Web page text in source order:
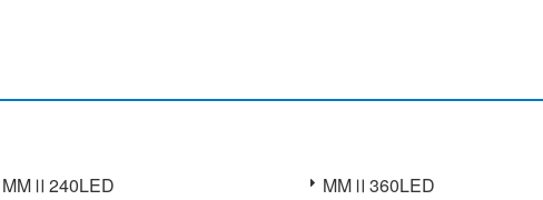
MMⅡ240LED MMⅡ360LED